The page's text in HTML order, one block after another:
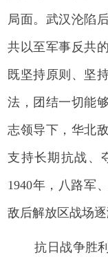
局面。武汉沦陷
共以至军事反共
既坚持原则、坚
法，团结一切能
志领导下，华北
支持长期抗战、
1940年，八路军
敌后解放区战场
抗日战争胜